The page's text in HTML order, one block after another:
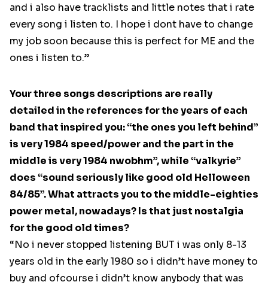
and i also have tracklists and little notes that i rate
every song i listen to. I hope i dont have to change
my job soon because this is perfect for ME and the
ones i listen to.”
Your three songs descriptions are really
detailed in the references for the years of each
band that inspired you: “the ones you left behind”
is very 1984 speed/power and the part in the
middle is very 1984 nwobhm”, while “valkyrie”
does “sound seriously like good old Helloween
84/85”. What attracts you to the middle-eighties
power metal, nowadays? Is that just nostalgia
for the good old times?
“No i never stopped listening BUT i was only 8-13
years old in the early 1980 so i didn’t have money to
buy and ofcourse i didn’t know anybody that was